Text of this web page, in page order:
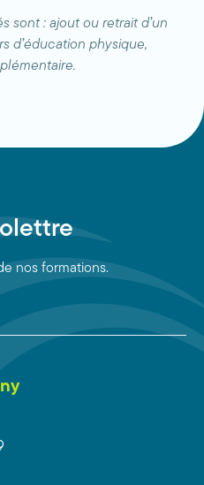
sont : ajout ou retrait d’un
d’éducation physique,
nos formations.